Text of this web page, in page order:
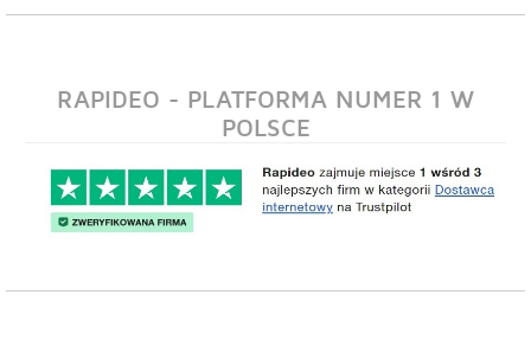
RAPIDEO - PLATFORMA NUMER 1 W
POLSCE